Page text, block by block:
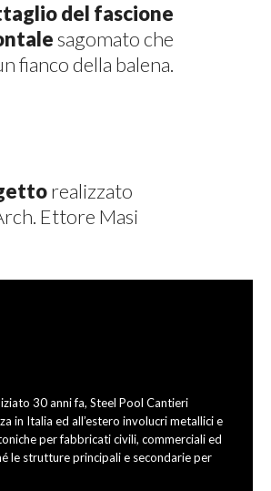
del fascione
sagomato che
fianco della balena.
realizzato
Ettore Masi
30 anni fa, Steel Pool Cantieri
in Italia ed all’estero involucri metallici e
per fabbricati civili, commerciali ed
le strutture principali e secondarie per